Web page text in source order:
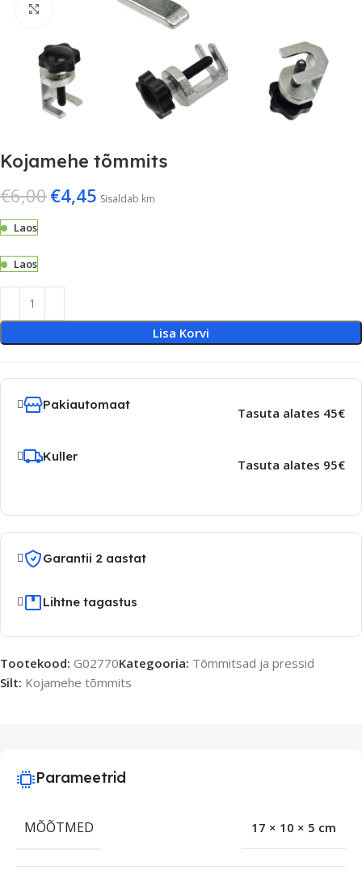
Kojamehe tõmmits
€6,00€4,45 Sisaldab km
Laos
Laos
Lisa Korvi
Pakiautomaat
Tasuta alates 45€
Kuller
Tasuta alates 95€
Garantii 2 aastat
Lihtne tagastus
Tootekood: G02770Kategooria: Tõmmitsad ja pressid
Silt: Kojamehe tõmmits
Parameetrid
MÕÕTMED 17 × 10 × 5 cm